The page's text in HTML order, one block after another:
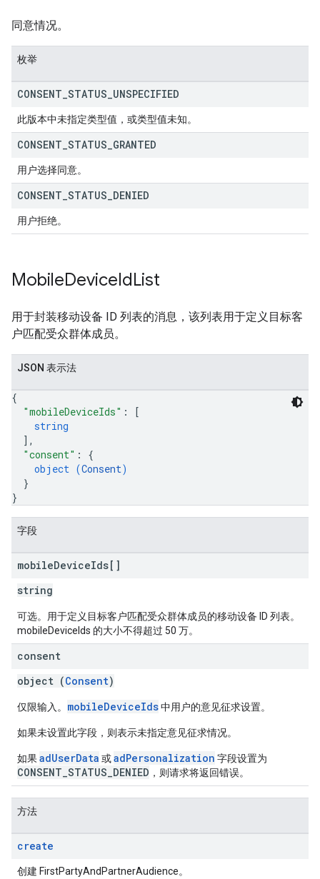
同意情况。
枚举
CONSENT STATUS UNSPECIFIED
此版本中未指定类型值，或类型值未知。
CONSENT STATUS GRANTED
用户选择同意。
CONSENT STATUS DENIED
用户拒绝。
MobileDeviceIdList
用于封装移动设备 ID 列表的消息，该列表用于定义目标客
户匹配受众群体成员。
JSON 表示法
{
"mobileDeviceIds" :
[
string
] ,
"consent" : {
object (Consent)
}
}
字段
mobileDeviceIds[]
string
可选。用于定义目标客户匹配受众群体成员的移动设备 ID 列表。
mobileDeviceIds 的大小不得超过 50 万。
consent
object (Consent)
仅限输入。 mobileDeviceIds中用户的意见征求设置。
如果未设置此字段，则表示未指定意见征求情况。
如果adUserData 或adPersonalization 字段设置为
CONSENT_STATUS_DENIED ，则请求将返回错误。
方法
create
创建 FirstPartyAndPartnerAudience。